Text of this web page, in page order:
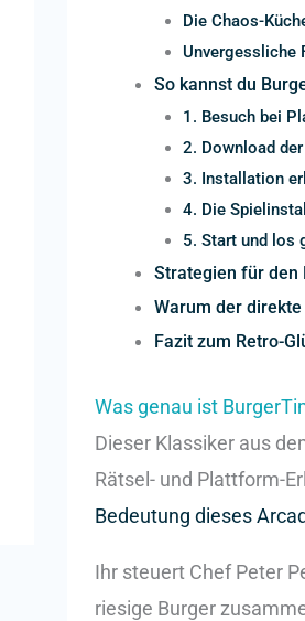
Die Chaos-
Unvergessliche
So kannst du
1. Besuch bei
2. Download
3. Installation
4. Die
5. Start und los
Strategien für den
Warum der
Fazit zum Retro-
Was genau ist
Dieser Klassiker aus
Rätsel- und Plattform-
Bedeutung dieses
Ihr steuert Chef Peter
riesige Burger